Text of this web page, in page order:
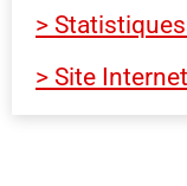
>
> Site